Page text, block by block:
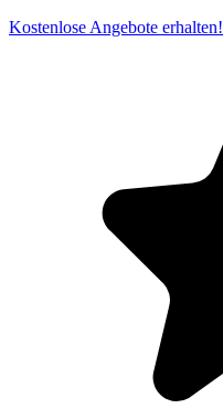
Kostenlose Angebote erhalten!